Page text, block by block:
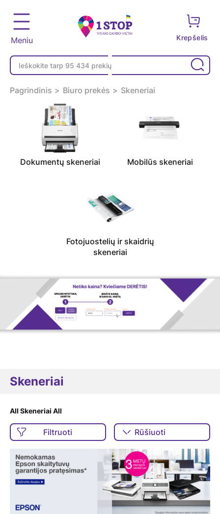
Meniu Krepšelis
Pagrindinis Biuro prekės Skeneriai
Dokumentų skeneriai Mobilūs skeneriai
Fotojuostelių ir skaidrių
skeneriai
Skeneriai
All Skeneriai All
Filtruoti